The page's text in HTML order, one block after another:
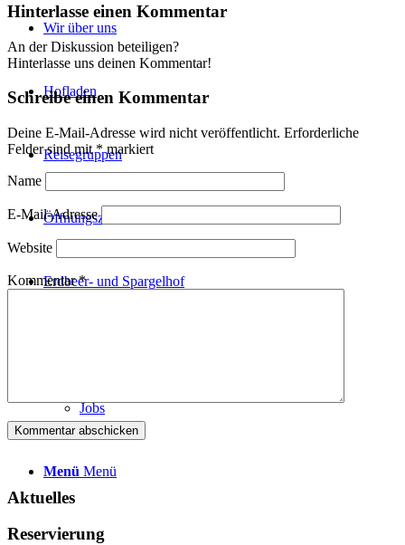
Wir über uns
Hofladen
Reisegruppen
Öffnungszeiten
Erdbeer- und Spargelhof
Jobs
Menü Menü
Hinterlasse einen Kommentar
An der Diskussion beteiligen?
Hinterlasse uns deinen Kommentar!
Schreibe einen Kommentar
Deine E-Mail-Adresse wird nicht veröffentlicht. Erforderliche
Felder sind mit*markiert
Name
E-Mail-Adresse
Website
Kommentar*
Aktuelles
Reservierung